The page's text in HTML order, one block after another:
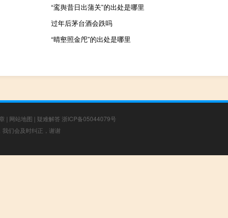
“鸾舆昔日出蒲关”的出处是哪里
过年后茅台酒会跌吗
“晴壑照金戺”的出处是哪里
| 网站地图 | 疑难解答 浙ICP备05044079号
们会及时纠正，谢谢